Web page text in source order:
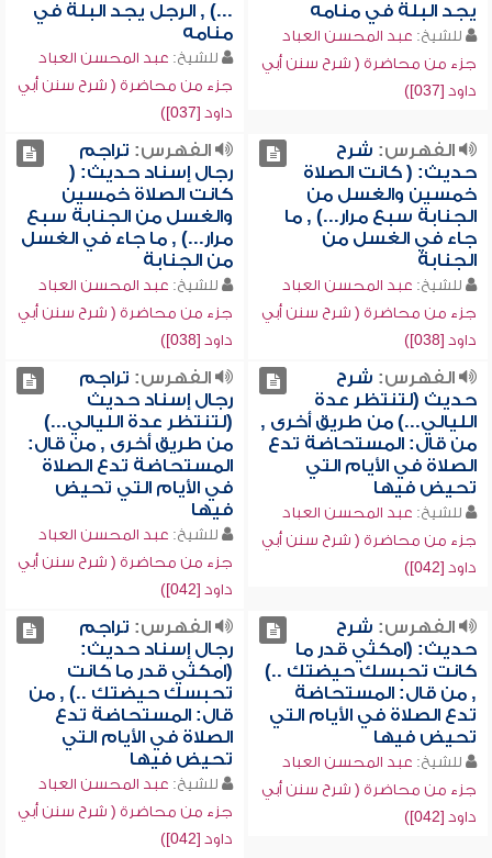
يجد البلة في منامه
للشيخ: عبد المحسن العباد
جزء من محاضرة ( شرح سنن أبي
داود [037])
...) , الرجل يجد البلة في
منامه
للشيخ: عبد المحسن العباد
جزء من محاضرة ( شرح سنن أبي
داود [037])
الفهرس: شرح
حديث: ( كانت الصلاة
خمسين والغسل من
الجنابة سبع مرار...) , ما
جاء في الغسل من
الجنابة
للشيخ: عبد المحسن العباد
جزء من محاضرة ( شرح سنن أبي
داود [038])
الفهرس: تراجم
رجال إسناد حديث: (
كانت الصلاة خمسين
والغسل من الجنابة سبع
مرار...) , ما جاء في الغسل
من الجنابة
للشيخ: عبد المحسن العباد
جزء من محاضرة ( شرح سنن أبي
داود [038])
الفهرس: شرح
حديث (لتنتظر عدة
الليالي...) من طريق أخرى ,
من قال: المستحاضة تدع
الصلاة في الأيام التي
تحيض فيها
للشيخ: عبد المحسن العباد
جزء من محاضرة ( شرح سنن أبي
داود [042])
الفهرس: تراجم
رجال إسناد حديث
(لتنتظر عدة الليالي...)
من طريق أخرى , من قال:
المستحاضة تدع الصلاة
في الأيام التي تحيض
فيها
للشيخ: عبد المحسن العباد
جزء من محاضرة ( شرح سنن أبي
داود [042])
الفهرس: شرح
حديث: (امكثي قدر ما
كانت تحبسك حيضتك ..)
, من قال: المستحاضة
تدع الصلاة في الأيام التي
تحيض فيها
للشيخ: عبد المحسن العباد
جزء من محاضرة ( شرح سنن أبي
داود [042])
الفهرس: تراجم
رجال إسناد حديث:
(امكثي قدر ما كانت
تحبسك حيضتك ..) , من
قال: المستحاضة تدع
الصلاة في الأيام التي
تحيض فيها
للشيخ: عبد المحسن العباد
جزء من محاضرة ( شرح سنن أبي
داود [042])